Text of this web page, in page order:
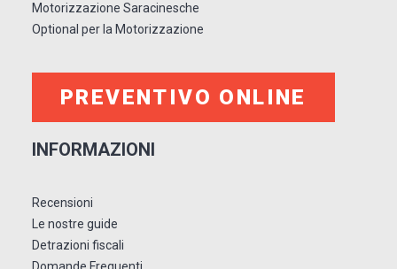
Motorizzazione Saracinesche
Optional per la Motorizzazione
PREVENTIVO ONLINE
INFORMAZIONI
Recensioni
Le nostre guide
Detrazioni fiscali